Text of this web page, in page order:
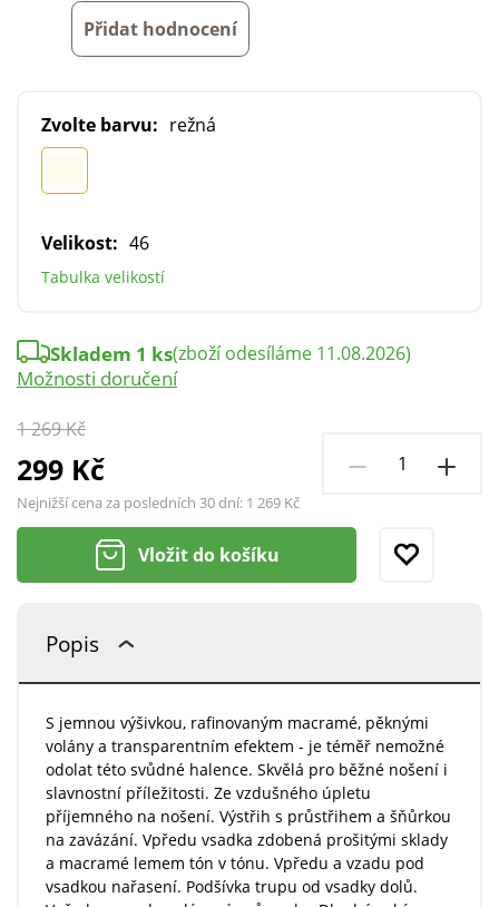
Přidat hodnocení
Zvolte barvu: režná
Velikost: 46
Tabulka velikostí
1 269 Kč
299 Kč
Nejnižší cena za posledních 30 dní: 1 269 Kč
Skladem 1 ks(zboží odesíláme 11.08.2026)
Možnosti doručení
Vložit do košíku
Popis
S jemnou výšivkou, rafinovaným macramé, pěknými
volány a transparentním efektem - je téměř nemožné
odolat této svůdné halence. Skvělá pro běžné nošení i
slavnostní příležitosti. Ze vzdušného úpletu
příjemného na nošení. Výstřih s průstřihem a šňůrkou
na zavázání. Vpředu vsadka zdobená prošitými sklady
a macramé lemem tón v tónu. Vpředu a vzadu pod
vsadkou nařasení. Podšívka trupu od vsadky dolů.